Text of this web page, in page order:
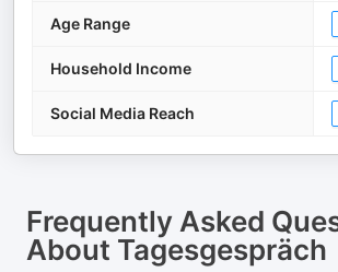
Age Range
Household Income
Social Media Reach
Frequently Asked
About Tagesgespräch